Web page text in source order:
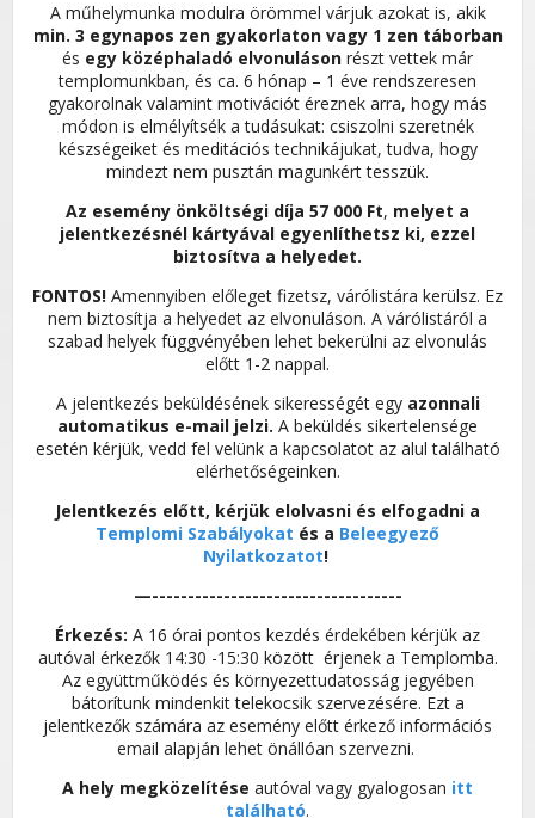
A műhelymunka modulra örömmel várjuk azokat is, akik
min. 3 egynapos zen gyakorlaton vagy 1 zen táborban
és egy középhaladó elvonuláson részt vettek már
templomunkban, és ca. 6 hónap – 1 éve rendszeresen
gyakorolnak valamint motivációt éreznek arra, hogy más
módon is elmélyítsék a tudásukat: csiszolni szeretnék
készségeiket és meditációs technikájukat, tudva, hogy
mindezt nem pusztán magunkért tesszük.
Az esemény önköltségi díja 57 000 Ft, melyet a
jelentkezésnél kártyával egyenlíthetsz ki, ezzel
biztosítva a helyedet.
FONTOS! Amennyiben előleget fizetsz, várólistára kerülsz. Ez
nem biztosítja a helyedet az elvonuláson. A várólistáról a
szabad helyek függvényében lehet bekerülni az elvonulás
előtt 1-2 nappal.
A jelentkezés beküldésének sikerességét egyazonnali
automatikus e-mail jelzi. A beküldés sikertelensége
esetén kérjük, vedd fel velünk a kapcsolatot az alul található
elérhetőségeinken.
Jelentkezés előtt, kérjük elolvasni és elfogadni a
Templomi Szabályokat és a Beleegyező
Nyilatkozatot!
—-----------------------------------
Érkezés: A 16 órai pontos kezdés érdekében kérjük az
autóval érkezők 14:30 -15:30 között érjenek a Templomba.
Az együttműködés és környezettudatosság jegyében
bátorítunk mindenkit telekocsik szervezésére. Ezt a
jelentkezők számára az esemény előtt érkező információs
email alapján lehet önállóan szervezni.
A hely megközelítése autóval vagy gyalogosan itt
található.